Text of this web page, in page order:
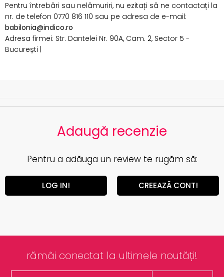
Pentru întrebări sau nelămuriri, nu ezitați să ne contactați la
nr. de telefon 0770 816 110 sau pe adresa de e-mail:
babilonia@indico.ro
Adresa firmei: Str. Dantelei Nr. 90A, Cam. 2, Sector 5 -
București |
Adaugă recenzie
Pentru a adăuga un review te rugăm să:
LOG IN! CREEAZĂ CONT!
rămâi conectat la ultimele noutăți!